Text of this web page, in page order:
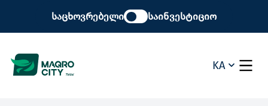
საცხოვრებელი საინვესტიციო
KA